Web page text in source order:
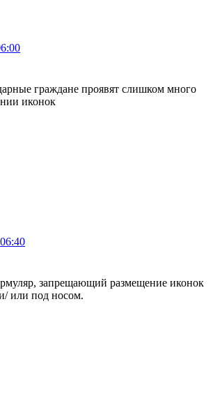
граждане проявят слишком много
иконок
запрещающий размещение иконок
или под носом.